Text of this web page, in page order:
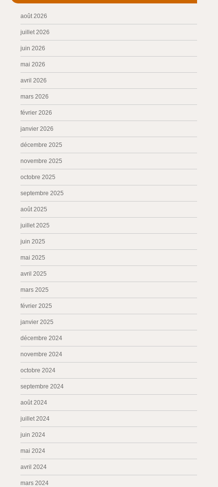
août 2026
juillet 2026
juin 2026
mai 2026
avril 2026
mars 2026
février 2026
janvier 2026
décembre 2025
novembre 2025
octobre 2025
septembre 2025
août 2025
juillet 2025
juin 2025
mai 2025
avril 2025
mars 2025
février 2025
janvier 2025
décembre 2024
novembre 2024
octobre 2024
septembre 2024
août 2024
juillet 2024
juin 2024
mai 2024
avril 2024
mars 2024